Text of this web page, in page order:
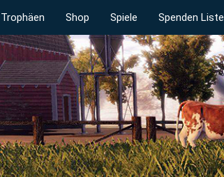
Trophäen Shop Spiele Spenden Liste